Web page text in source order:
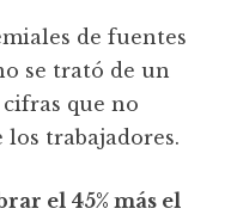
de fuentes
se trató de un
que no
trabajadores.
el 45% más el